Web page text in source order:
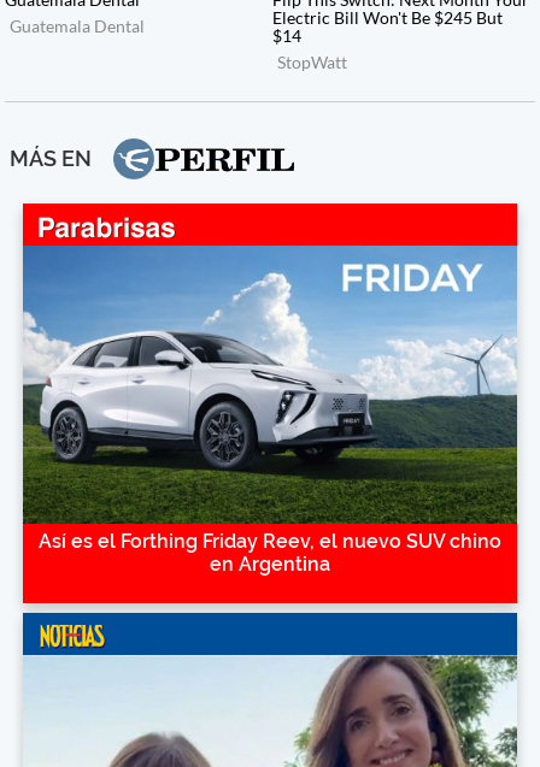
MÁS EN
Así es el Forthing Friday Reev, el nuevo SUV chino
en Argentina